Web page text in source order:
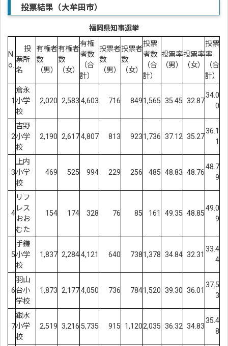
投票結果（大牟田市）
福岡県知事選挙
N
o.
投
票所
名
有権者
数
（男）
有権者
数
（女）
有権
者数
（合
計）
投票者
数
（男）
投票者
数
（女）
投票
者数
（合
計）
投票率
（男）
投票率
（女）
投票
率
（合
計）
1
倉永
小学
校
2,020 2,583 4,603 716 8491,565 35.45 32.87
34.0
0
2
吉野
小学
校
2,190 2,617 4,807 813 9231,736 37.12 35.27
36.1
1
3
上内
小学
校
469 525 994 229 256 485 48.83 48.76
48.7
9
4
リフ
レス
おお
むた
154 174 328 76 85 161 49.35 48.85
49.0
9
5
手鎌
小学
校
1,837 2,284 4,121 640 7381,378 34.84 32.31
33.4
4
6
羽山
台小
学校
1,873 2,177 4,050 736 7841,520 39.30 36.01
37.5
3
7
銀水
小学
校
2,519 3,216 5,735 915 1,1202,035 36.32 34.83
35.4
8